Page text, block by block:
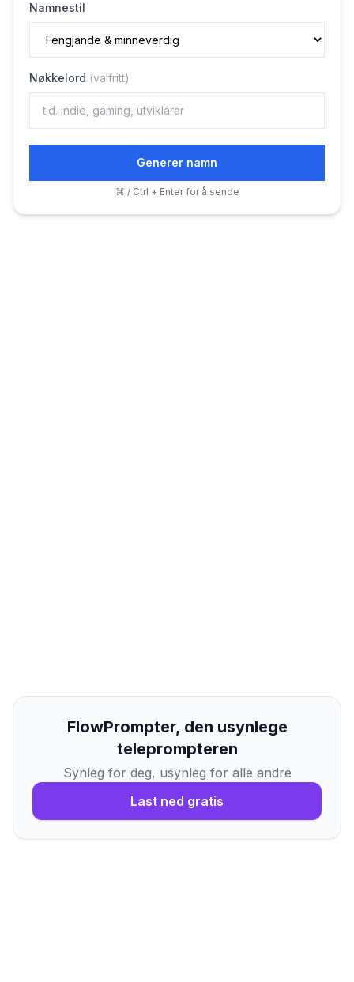
Namnestil
Nøkkelord (valfritt)
Generer namn
⌘ / Ctrl + Enter for å sende
FlowPrompter, den usynlege
teleprompteren
Synleg for deg, usynleg for alle andre
Last ned gratis